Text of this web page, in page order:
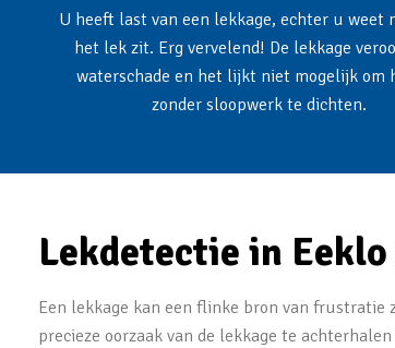
U heeft last van een lekkage, echter u weet
het lek zit. Erg vervelend! De lekkage
waterschade en het lijkt niet mogelijk om
zonder sloopwerk te dichten.
Lekdetectie in
Een lekkage kan een flinke bron van frustratie
precieze oorzaak van de lekkage te